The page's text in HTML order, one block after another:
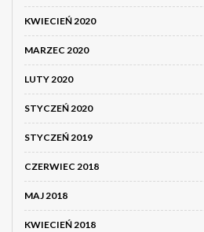
KWIECIEŃ 2020
MARZEC 2020
LUTY 2020
STYCZEŃ 2020
STYCZEŃ 2019
CZERWIEC 2018
MAJ 2018
KWIECIEŃ 2018